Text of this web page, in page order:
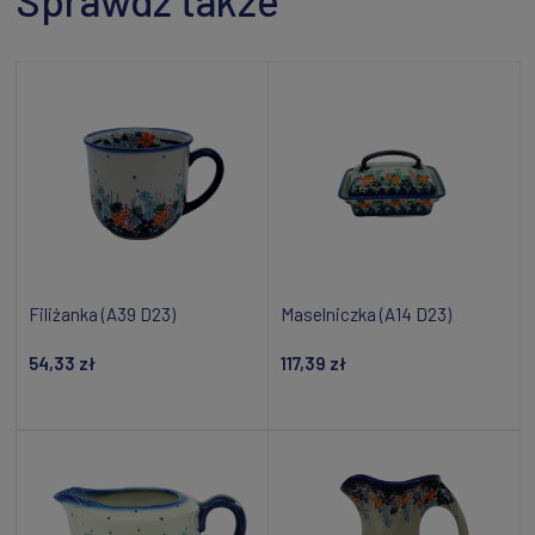
Filiżanka (A39 D23)
54,33 zł
Maselniczka (A14 D23)
117,39 zł